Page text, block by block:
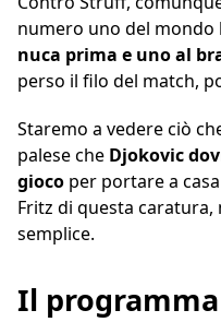
numero uno del mondo
nuca prima e uno al
perso il filo del match,
Staremo a vedere ciò
palese che Djokovic
gioco per portare a
Fritz di questa
semplice.
Il